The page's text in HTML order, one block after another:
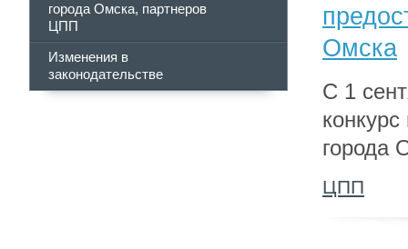
города Омска, партнеров
ЦПП
Изменения в
законодательстве
Омска
С 1
города
ЦПП